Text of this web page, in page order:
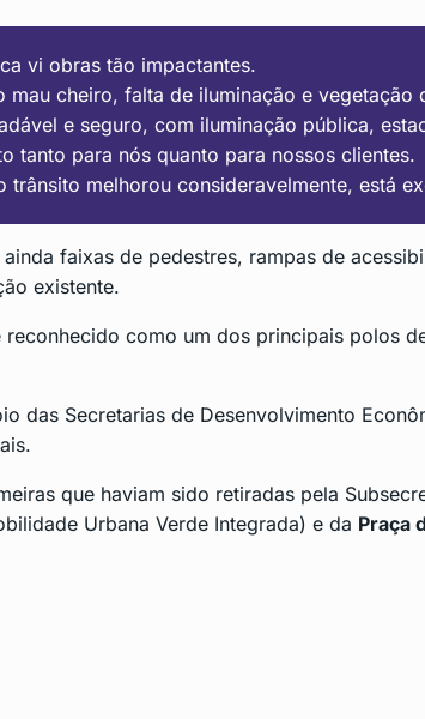
vi obras tão impactantes.
mau cheiro, falta de iluminação e vegetação
e seguro, com iluminação pública,
tanto para nós quanto para nossos clientes.
melhorou consideravelmente, está
faixas de pedestres, rampas de
existente.
como um dos principais polos
das Secretarias de Desenvolvimento
que haviam sido retiradas pela
Urbana Verde Integrada) e da Praça